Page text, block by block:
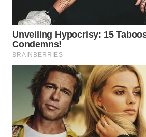
WN
BOROBUDUR
WN
MADURA
WN
SURABAYA